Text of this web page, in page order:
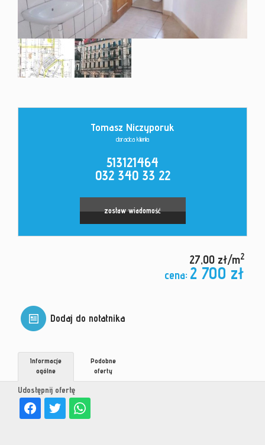
Tomasz Niczyporuk
doradca klienta
513121464
032 340 33 22
zostaw wiadomość
27,00 zł/m2
cena: 2 700 zł
Dodaj do notatnika
Udostępnij ofertę
Informacje
ogólne
Podobne
oferty